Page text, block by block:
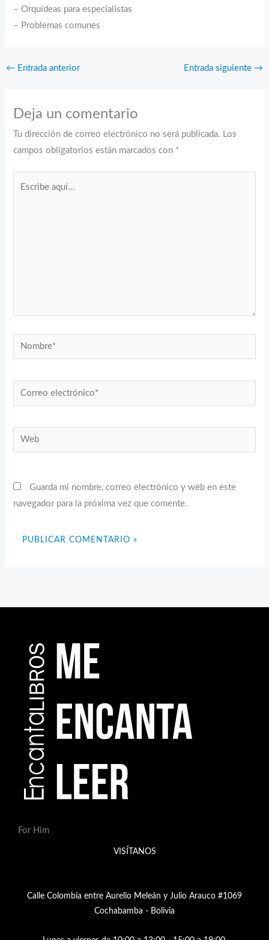
– Orquídeas para especialistas
– Problemas comunes
← Entrada anterior Entrada siguiente →
Deja un comentario
Tu dirección de correo electrónico no será publicada. Los
campos obligatorios están marcados con *
Nombre*
Correo
electrónico*
Web
Guarda mi nombre, correo electrónico y web en este
navegador para la próxima vez que comente.
For Him
VISÍTANOS
Calle Colombia entre Aurelio Meleán y Julio Arauco #1069
Cochabamba - Bolivia